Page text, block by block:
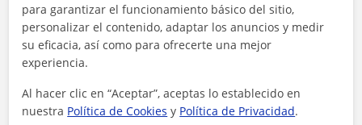
para garantizar el funcionamiento básico del sitio,
personalizar el contenido, adaptar los anuncios y medir
su eficacia, así como para ofrecerte una mejor
experiencia.
Al hacer clic en “Aceptar”, aceptas lo establecido en
nuestra Política de Cookies y Política de Privacidad.